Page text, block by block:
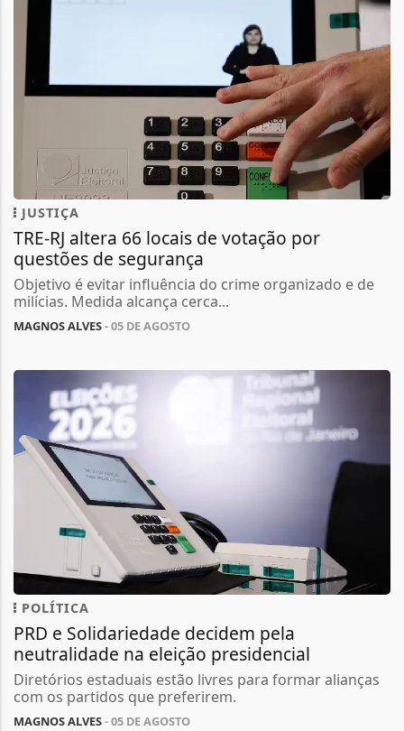
JUSTIÇA
TRE-RJ altera 66 locais de votação por
questões de segurança
Objetivo é evitar influência do crime organizado e de
milícias. Medida alcança cerca...
MAGNOS ALVES- 05 DE AGOSTO
POLÍTICA
PRD e Solidariedade decidem pela
neutralidade na eleição presidencial
Diretórios estaduais estão livres para formar alianças
com os partidos que preferirem.
MAGNOS ALVES- 05 DE AGOSTO